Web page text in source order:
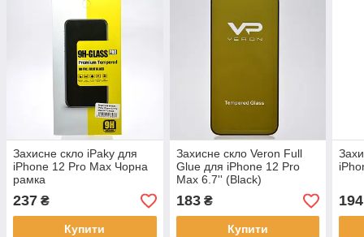
Захисне скло iPaky для
iPhone 12 Pro Max Чорна
рамка
237 ₴
Купити
Захисне скло Veron Full
Glue для iPhone 12 Pro
Max 6.7'' (Black)
183₴
Купити
194